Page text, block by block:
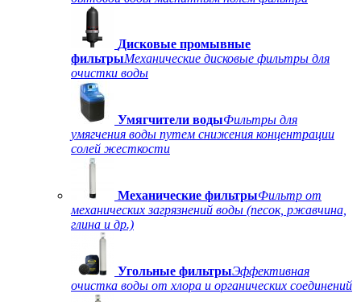
Дисковые промывные
фильтрыМеханические дисковые фильтры для
очистки воды
Умягчители водыФильтры для
умягчения воды путем снижения концентрации
солей жесткости
Механические фильтрыФильтр от
механических загрязнений воды (песок, ржавчина,
глина и др.)
Угольные фильтрыЭффективная
очистка воды от хлора и органических соединений